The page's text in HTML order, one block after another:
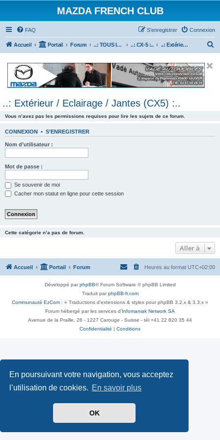
En poursuivant votre navigation, vous acceptez
l’utilisation de cookies. En savoir plus
OK
MAZDA FRENCH CLUB
FAQ Connexion
S’enregistrer
Accueil Portail Forum ..: TOUS les Véhicules MAZDA :.. ..: CX-5 :.. ..: Extérieur / Eclairage / Jantes (CX5) :..
e
..: Extérieur / Eclairage / Jantes (CX5) :..
Vous n’avez pas les permissions requises pour lire les sujets de ce forum.
CONNEXION • S’ENREGISTRER
Nom d’utilisateur :
Mot de passe :
Se souvenir de moi
Cacher mon statut en ligne pour cette session
Cette catégorie n’a pas de forum.
Aller à
Accueil Portail Forum Heures au format UTC+02:00
Développé parphpBB® Forum Software © phpBB Limited
Traduit parphpBB-fr.com
Communauté EzCom : « Traductions d'extensions & styles pour phpBB 3.2.x & 3.3.x »
Forum hébergé par les services d’ Infomaniak Network SA
Avenue de la Praille, 26 - 1227 Carouge - Suisse - tél +41 22 820 35 44
Confidentialité
Conditions